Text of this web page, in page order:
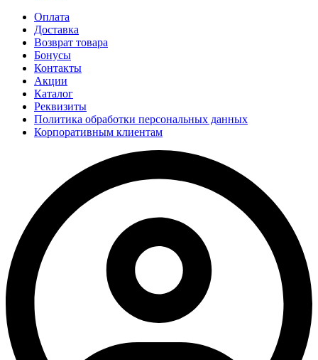
Оплата
Доставка
Возврат товара
Бонусы
Контакты
Акции
Каталог
Реквизиты
Политика обработки персональных данных
Корпоративным клиентам